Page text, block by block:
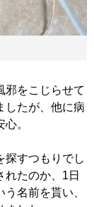
をこじらせて
したが、他に病
。
すつもりでし
れたのか、1日
名前を貰い、